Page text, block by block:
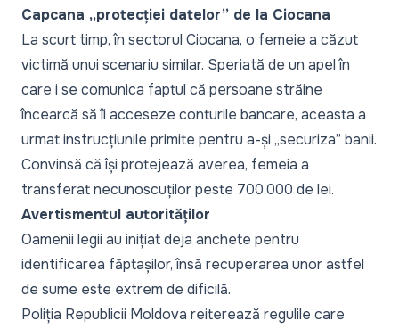
Capcana „protecției datelor” de la Ciocana
La scurt timp, în sectorul Ciocana, o femeie a căzut
victimă unui scenariu similar. Speriată de un apel în
care i se comunica faptul că persoane străine
încearcă să îi acceseze conturile bancare, aceasta a
urmat instrucțiunile primite pentru a-și „securiza” banii.
Convinsă că își protejează averea, femeia a
transferat necunoscuților peste 700.000 de lei.
Avertismentul autorităților
Oamenii legii au inițiat deja anchete pentru
identificarea făptașilor, însă recuperarea unor astfel
de sume este extrem de dificilă.
Poliția Republicii Moldova reiterează regulile care